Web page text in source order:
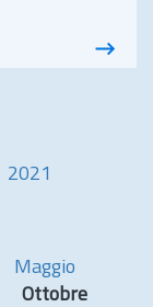
2021
Maggio
Ottobre